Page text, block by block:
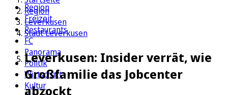
Region
Freizeit
Restaurants
FC
Panorama
Politik
Wirtschaft
Kultur
Region
Leverkusen
Stadt Leverkusen
Leverkusen: Insider verrät, wie
Großfamilie das Jobcenter
abzockt